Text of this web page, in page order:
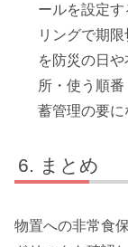
ールを設定
リングで期
を防災の日
所・使う順
蓄管理の要に
まとめ
物置への非常食